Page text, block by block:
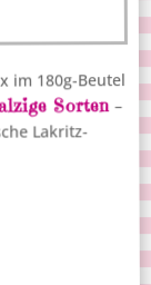
im 180g-Beutel
Sorten –
Lakritz-